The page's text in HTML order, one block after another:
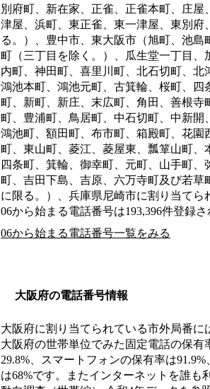
別府町、新在家、正雀、正雀本町、庄
津屋、浜町、東正雀、東一津屋、東別
る。）、豊中市、東大阪市（旭町、池
町（三丁目を除く。）、瓜生堂一丁目
内町、神田町、喜里川町、北石切町、北
鴻池本町、鴻池元町、古箕輪、桜町、
町、新町、新庄、末広町、角田、善根
町、豊浦町、鳥居町、中石切町、中新
鴻池町、額田町、布市町、箱殿町、花
町、東山町、菱江、菱屋東、瓢箪山町
四条町、箕輪、御幸町、元町、山手町
町、吉田下島、吉原、六万寺町及び若
に限る。）、兵庫県尼崎市に割り当てら
06から始まる電話番号は193,396件登録さ
06から始まる電話番号一覧をみる
大阪府の電話番号情報
大阪府に割り当てられている市外局番に
大阪府の世帯単位でみた固定電話の保有
29.8%、スマートフォンの保有率は
は68%です。またインターネットを誰も